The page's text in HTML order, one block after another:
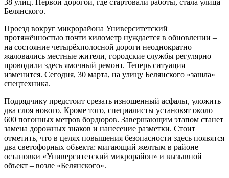
38 улиц. Первой дорогой, где стартовали работы, стала улица
Белянского.
Проезд вокруг микрорайона Университетский
протяжённостью почти километр нуждается в обновлении –
на состояние четырёхполосной дороги неоднократно
жаловались местные жители, городские службы регулярно
проводили здесь ямочный ремонт. Теперь ситуация
изменится. Сегодня, 30 марта, на улицу Белянского «зашла»
спецтехника.
Подрядчику предстоит срезать изношенный асфальт, уложить
два слоя нового. Кроме того, специалисты установят около
600 погонных метров бордюров. Завершающим этапом станет
замена дорожных знаков и нанесение разметки. Стоит
отметить, что в целях повышения безопасности здесь появятся
два светофорных объекта: мигающий желтым в районе
остановки «Университетский микрорайон» и вызывной
объект – возле «Белянского».